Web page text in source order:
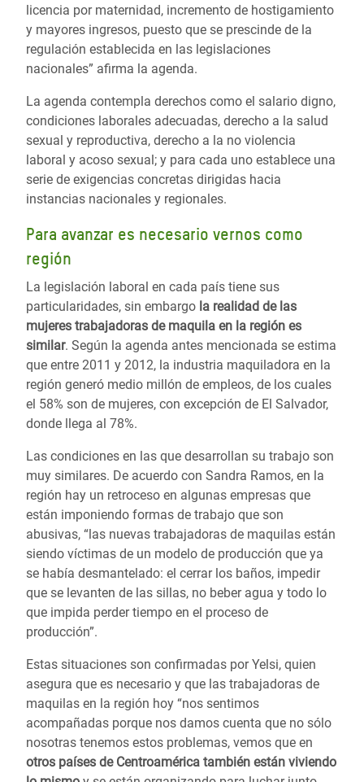
licencia por maternidad, incremento de hostigamiento
y mayores ingresos, puesto que se prescinde de la
regulación establecida en las legislaciones
nacionales” afirma la agenda.
La agenda contempla derechos como el salario digno,
condiciones laborales adecuadas, derecho a la salud
sexual y reproductiva, derecho a la no violencia
laboral y acoso sexual; y para cada uno establece una
serie de exigencias concretas dirigidas hacia
instancias nacionales y regionales.
Para avanzar es necesario vernos como
región
La legislación laboral en cada país tiene sus
particularidades, sin embargo la realidad de las
mujeres trabajadoras de maquila en la región es
similar. Según la agenda antes mencionada se estima
que entre 2011 y 2012, la industria maquiladora en la
región generó medio millón de empleos, de los cuales
el 58% son de mujeres, con excepción de El Salvador,
donde llega al 78%.
Las condiciones en las que desarrollan su trabajo son
muy similares. De acuerdo con Sandra Ramos, en la
región hay un retroceso en algunas empresas que
están imponiendo formas de trabajo que son
abusivas, “las nuevas trabajadoras de maquilas están
siendo víctimas de un modelo de producción que ya
se había desmantelado: el cerrar los baños, impedir
que se levanten de las sillas, no beber agua y todo lo
que impida perder tiempo en el proceso de
producción”.
Estas situaciones son confirmadas por Yelsi, quien
asegura que es necesario y que las trabajadoras de
maquilas en la región hoy “nos sentimos
acompañadas porque nos damos cuenta que no sólo
nosotras tenemos estos problemas, vemos que en
otros países de Centroamérica también están viviendo